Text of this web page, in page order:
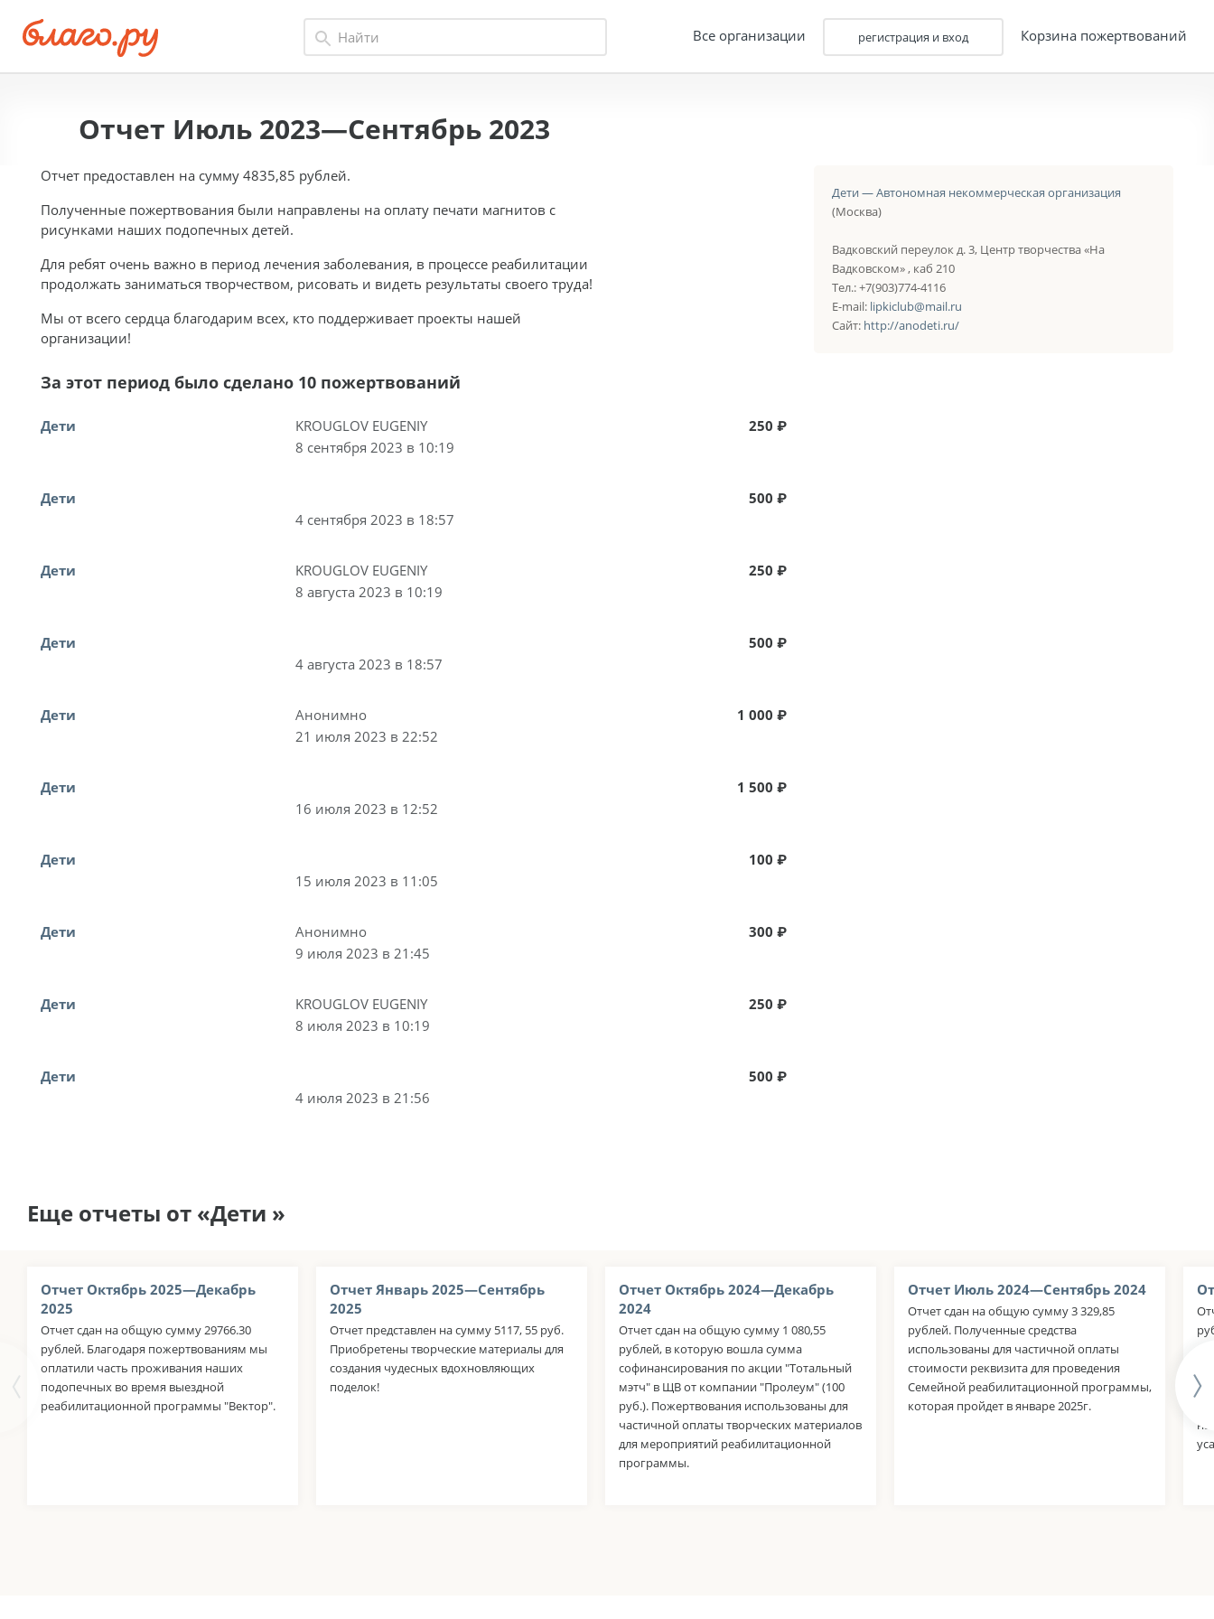
Все организации регистрация и вход Корзина пожертвований
Отчет Июль 2023—Сентябрь 2023
Отчет предоставлен на сумму 4835,85 рублей.
Полученные пожертвования были направлены на оплату печати магнитов с
рисунками наших подопечных детей.
Для ребят очень важно в период лечения заболевания, в процессе реабилитации
продолжать заниматься творчеством, рисовать и видеть результаты своего труда!
Мы от всего сердца благодарим всех, кто поддерживает проекты нашей
организации!
За этот период было сделано 10 пожертвований
Дети
KROUGLOV EUGENIY
8 сентября 2023 в 10:19
250 ₽
Дети
4 сентября 2023 в 18:57
500 ₽
Дети
KROUGLOV EUGENIY
8 августа 2023 в 10:19
250 ₽
Дети
4 августа 2023 в 18:57
500 ₽
Дети
Анонимно
21 июля 2023 в 22:52
1 000 ₽
Дети
16 июля 2023 в 12:52
1 500 ₽
Дети
15 июля 2023 в 11:05
100 ₽
Дети
Анонимно
9 июля 2023 в 21:45
300 ₽
Дети
KROUGLOV EUGENIY
8 июля 2023 в 10:19
250 ₽
Дети
4 июля 2023 в 21:56
500 ₽
Дети — Автономная некоммерческая организация
(Москва)
Вадковский переулок д. 3, Центр творчества «На
Вадковском» , каб 210
Тел.: +7(903)774-4116
E-mail: lipkiclub@mail.ru
Сайт: http://anodeti.ru/
Еще отчеты от «Дети »
Отчет Октябрь 2025—Декабрь
2025
Отчет сдан на общую сумму 29766.30
рублей. Благодаря пожертвованиям мы
оплатили часть проживания наших
подопечных во время выездной
реабилитационной программы "Вектор".
Отчет Январь 2025—Сентябрь
2025
Отчет представлен на сумму 5117, 55 руб.
Приобретены творческие материалы для
создания чудесных вдохновляющих
поделок!
Отчет Октябрь 2024—Декабрь
2024
Отчет сдан на общую сумму 1 080,55
рублей, в которую вошла сумма
софинансирования по акции "Тотальный
мэтч" в ЩВ от компании "Пролеум" (100
руб.). Пожертвования использованы для
частичной оплаты творческих материалов
для мероприятий реабилитационной
программы.
Отчет Июль 2024—Сентябрь 2024
Отчет сдан на общую сумму 3 329,85
рублей. Полученные средства
использованы для частичной оплаты
стоимости реквизита для проведения
Семейной реабилитационной программы,
которая пройдет в январе 2025г.